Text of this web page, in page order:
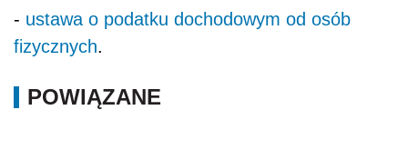
- ustawa o podatku dochodowym od osób
fizycznych.
POWIĄZANE